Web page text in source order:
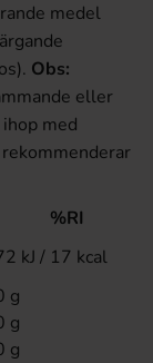
medel
Obs:
eller
med
%RI
kJ / 17 kcal
g
g
g